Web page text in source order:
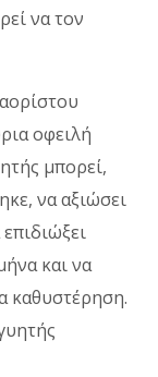
να τον
οφειλή
μπορεί,
να αξιώσει
και να
καθυστέρηση.